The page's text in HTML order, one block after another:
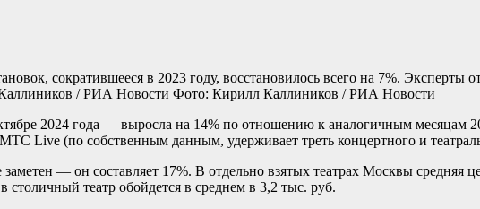
сократившееся в 2023 году, восстановилось всего на 7%. Эксперты
Фото: Кирилл Каллиников / РИА Новости
2024 года — выросла на 14% по отношению к аналогичным месяцам
Live (по собственным данным, удерживает треть концертного и
— он составляет 17%. В отдельно взятых театрах Москвы средняя
театр обойдется в среднем в 3,2 тыс. руб.